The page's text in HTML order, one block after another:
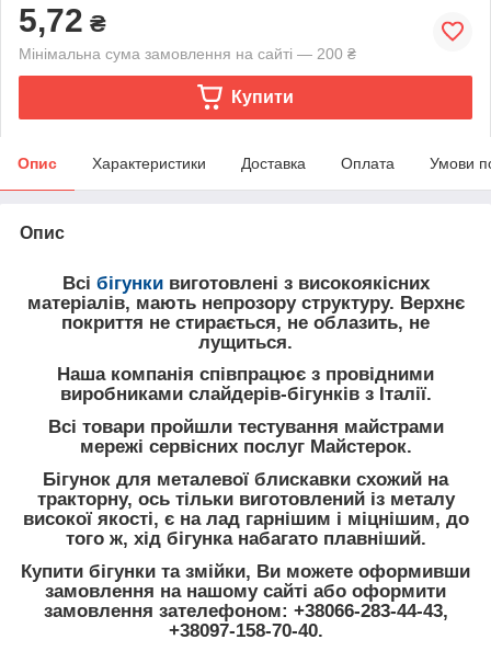
5,72 ₴
Мінімальна сума замовлення на сайті — 200 ₴
Купити
Опис Характеристики Доставка Оплата Умови
Опис
Всі бігункивиготовлені з високоякісних
матеріалів, мають непрозору структуру. Верхнє
покриття не стирається, не облазить, не
лущиться.
Наша компанія співпрацює з провідними
виробниками слайдерів-бігунків з Італії.
Всі товари пройшли тестування майстрами
мережі сервісних послуг Майстерок.
Бігунок для металевої блискавки схожий на
тракторну, ось тільки виготовлений із металу
високої якості, є на лад гарнішим і міцнішим, до
того ж, хід бігунка набагато плавніший.
Купити бігунки та змійки, Ви можете оформивши
замовлення на нашому сайті або оформити
замовлення зателефоном: +38066-283-44-43,
+38097-158-70-40.